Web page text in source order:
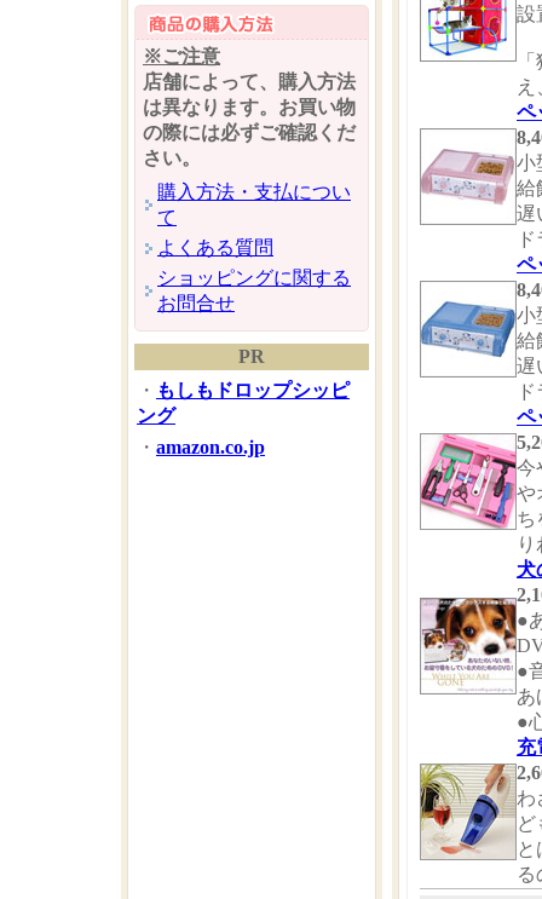
※ご注意
店舗によって、購入方法
は異なります。お買い物
の際には必ずご確認くだ
さい。
購入方法・支払につい
て
よくある質問
ショッピングに関する
お問合せ
PR
・ もしもドロップシッピ
ング
・ amazon.co.jp
設
ペ
小
給
遅
ペ
小
給
遅
ペ
今
や
ち
り
犬
●
●
あ
●
充
わ
ど
る